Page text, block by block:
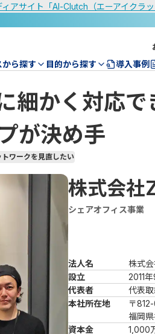
アサイト「AI-Clutch（エーアイクラ
ら探す 目的から探す 導入事例
細かく対応
が決め手
トワークを見直したい
株式会社
シェアオフィス事業
法人名
株式
設立
2011
代表者
代表
本社所在地
〒
福岡
資本金
1,000